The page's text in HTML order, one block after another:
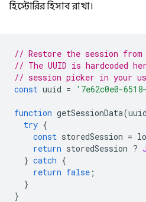
হিস্টোরির হিসাব রাখা।
// Restore the session
// The UUID is hardcoded
// session picker in your
const uuid = '7e62c0e0-
function getSessionData(uuid
try {
const storedSession =
return storedSession ?
} catch {
return false ;
}
}